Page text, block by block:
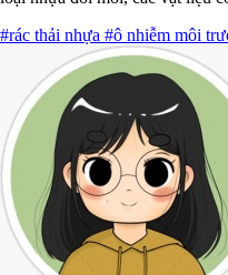
#rác thải nhựa #ô nhiễm môi